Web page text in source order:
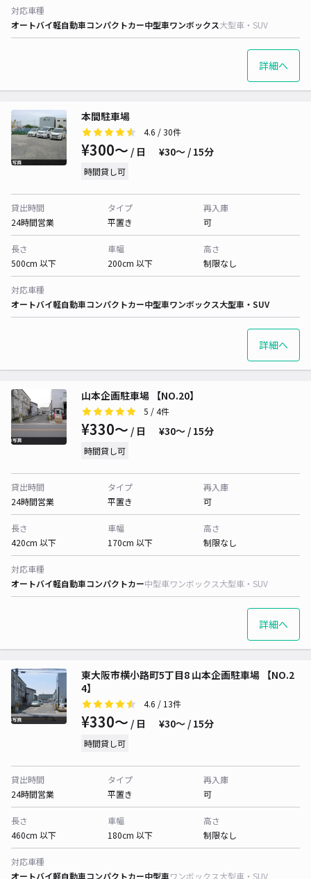
対応車種
オートバイ軽自動車コンパクトカー中型車ワンボックス大型車・SUV
詳細へ
本間駐車場
4.6 / 30件
¥300〜 / 日 ¥30〜 / 15分
時間貸し可
貸出時間
24時間営業
タイプ
平置き
再入庫
可
長さ
500cm 以下
車幅
200cm 以下
高さ
制限なし
対応車種
オートバイ軽自動車コンパクトカー中型車ワンボックス大型車・SUV
詳細へ
山本企画駐車場 【NO.20】
5 / 4件
¥330〜 / 日 ¥30〜 / 15分
時間貸し可
貸出時間
24時間営業
タイプ
平置き
再入庫
可
長さ
420cm 以下
車幅
170cm 以下
高さ
制限なし
対応車種
オートバイ軽自動車コンパクトカー中型車ワンボックス大型車・SUV
詳細へ
東大阪市横小路町5丁目8 山本企画駐車場 【NO.2
4】
4.6 / 13件
¥330〜 / 日 ¥30〜 / 15分
時間貸し可
貸出時間
24時間営業
タイプ
平置き
再入庫
可
長さ
460cm 以下
車幅
180cm 以下
高さ
制限なし
対応車種
オートバイ軽自動車コンパクトカー中型車ワンボックス大型車・SUV